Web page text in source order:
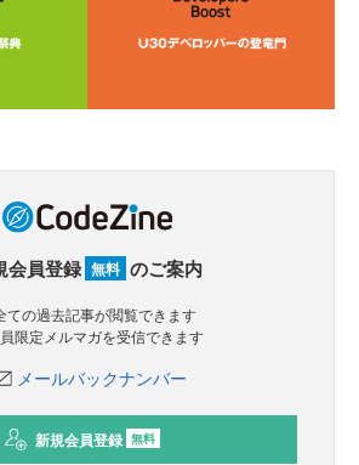
会員登録 無料 のご案内
ての過去記事が閲覧できます
員限定メルマガを受信できます
メールバックナンバー
新規会員登録 無料